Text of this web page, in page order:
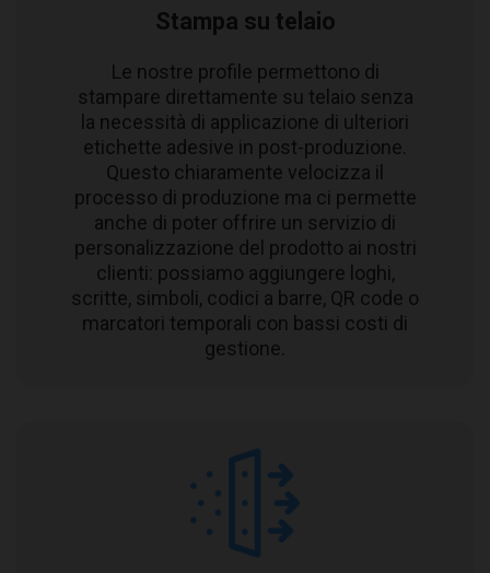
Stampa su telaio
Le nostre profile permettono di
stampare direttamente su telaio senza
la necessità di applicazione di ulteriori
etichette adesive in post-produzione.
Questo chiaramente velocizza il
processo di produzione ma ci permette
anche di poter offrire un servizio di
personalizzazione del prodotto ai nostri
clienti: possiamo aggiungere loghi,
scritte, simboli, codici a barre, QR code o
marcatori temporali con bassi costi di
gestione.